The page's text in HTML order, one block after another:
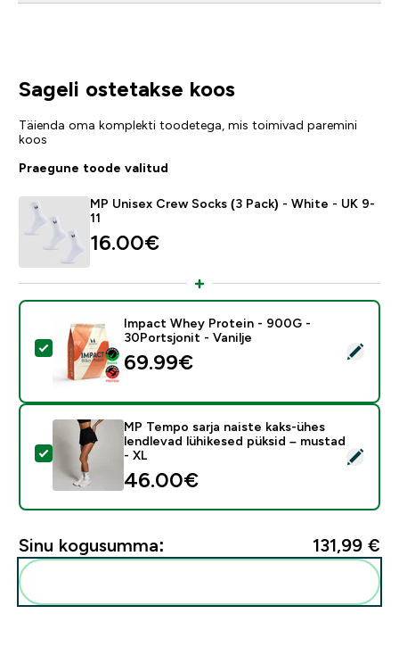
Sageli ostetakse koos
Täienda oma komplekti toodetega, mis toimivad paremini
koos
Praegune toode valitud
MP Unisex Crew Socks (3 Pack) - White - UK 9-
11
16.00€‎
Vali see toode - Impact Whey Protein - 900G -
Impact Whey Protein - 900G -
30Portsjonit - Vanilje
69.99€‎
Vali see toode - MP Tempo sarja naiste kaks-ühes
MP Tempo sarja naiste kaks-ühes
lendlevad lühikesed püksid – mustad
- XL
46.00€‎
Sinu kogusumma: 131,99 €‎